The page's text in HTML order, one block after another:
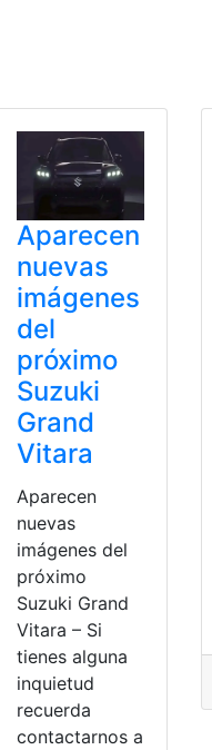
Aparecen
nuevas
imágenes
del
próximo
Suzuki
Grand
Vitara
Aparecen
nuevas
imágenes del
próximo
Suzuki Grand
Vitara – Si
tienes alguna
inquietud
recuerda
contactarnos a